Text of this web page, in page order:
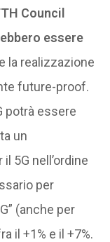
Council
essere
la realizzazione
future-proof.
potrà essere
un
5G nell’ordine
per
(anche per
il +1% e il +7%.